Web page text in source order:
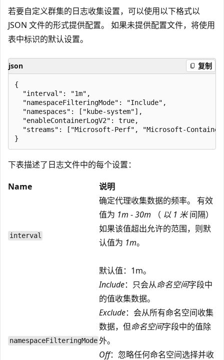
若要自定义群集的日志收集设置，可以使用以下格式以
JSON 文件的形式提供配置。 如果未提供配置文件，将使用
表中标识的默认设置。
json 复制
{
  "interval": "1m",
  "namespaceFilteringMode": "Include",
  "namespaces": ["kube-system"],
  "enableContainerLogV2": true,
"streams": ["Microsoft-Perf", "Microsoft-
下表描述了日志文件中的每个设置：
Name
说明
interval
确定代理收集数据的频率。 有效
值为 1m -30m （ 以 1 米间隔）
如果该值超出允许的范围，则默
认值为 1m。
默认值：1m。
namespaceFilteringMode
Include：只会从命名空间字段中
的值收集数据。
Exclude：会从所有命名空间收集
数据，但命名空间字段中的值除
外。
Off：忽略任何命名空间选择并收